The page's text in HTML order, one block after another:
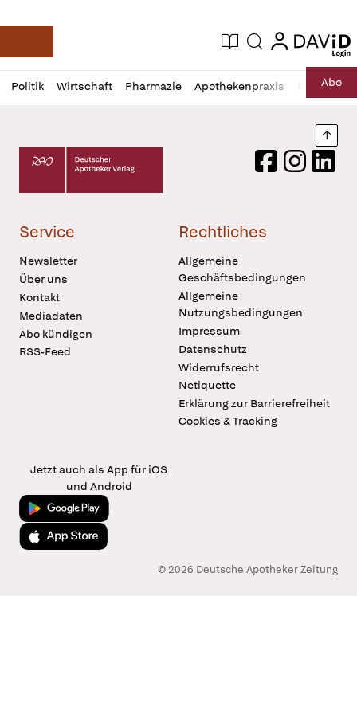
Deutsche Apotheker Zeitung
Aktuelle Ausgabe
Suche login
login
Politik Wirtschaft Pharmazie Apothekenpraxis RechtAbo
Profil
öffnen
Daz
Pur
Deutscher Apotheker Verlag Logo
FacebookInstagram
Service
Newsletter
Über uns
Kontakt
Mediadaten
Abo kündigen
RSS-Feed
Rechtliches
Allgemeine
Geschäftsbedingungen
Allgemeine
Nutzungsbedingungen
Impressum
Datenschutz
Widerrufsrecht
Netiquette
Erklärung zur Barrierefreiheit
Cookies & Tracking
Jetzt auch als App für iOS
und Android
Jetzt bei Google Play
Laden im App Store
© 2026 Deutsche Apotheker Zeitung